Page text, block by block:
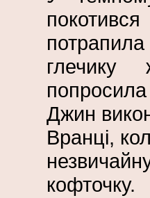
глечику
Джин
Вранці,
кофточку.